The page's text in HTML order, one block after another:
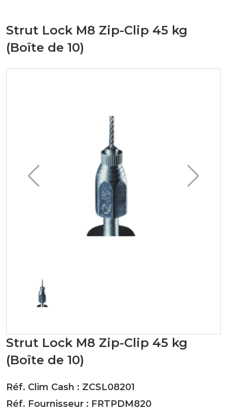
Strut Lock M8 Zip-Clip 45 kg
(Boîte de 10)
Strut Lock M8 Zip-Clip 45 kg
(Boîte de 10)
Réf. Clim Cash : ZCSL08201
Réf. Fournisseur : FRTPDM820